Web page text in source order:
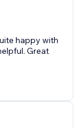
happy with
Great